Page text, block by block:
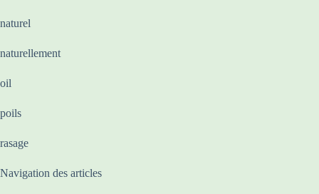
naturel
naturellement
oil
poils
rasage
Navigation des articles